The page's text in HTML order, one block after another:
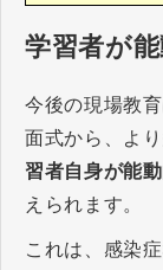
学習者が
今後の現場教
面式から、よ
習者自身が能
えられます。
これは、感染